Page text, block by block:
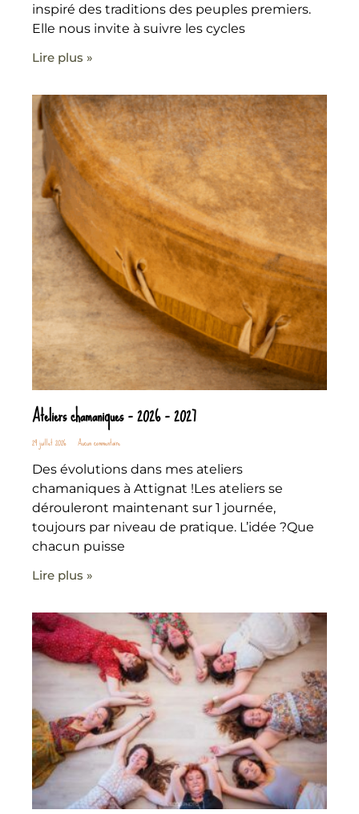
inspiré des traditions des peuples premiers.
Elle nous invite à suivre les cycles
Lire plus »
Ateliers chamaniques – 2026 – 2027
29 juillet 2026 Aucun commentaire
Des évolutions dans mes ateliers
chamaniques à Attignat !Les ateliers se
dérouleront maintenant sur 1 journée,
toujours par niveau de pratique. L’idée ?Que
chacun puisse
Lire plus »